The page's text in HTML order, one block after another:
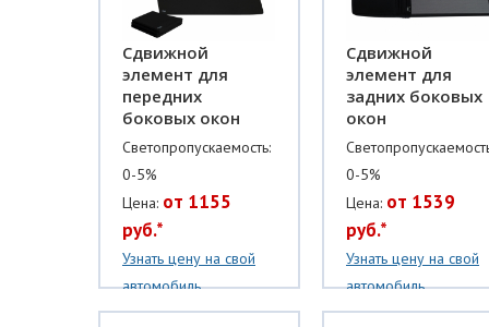
Сдвижной
элемент для
передних
боковых окон
Светопропускаемость:
0-5%
Цена: от 1155
руб.*
Узнать цену на свой
автомобиль
Сдвижной
элемент для
задних боковых
окон
0-5%
Цена: от 1539
руб.*
Узнать цену на свой
автомобиль